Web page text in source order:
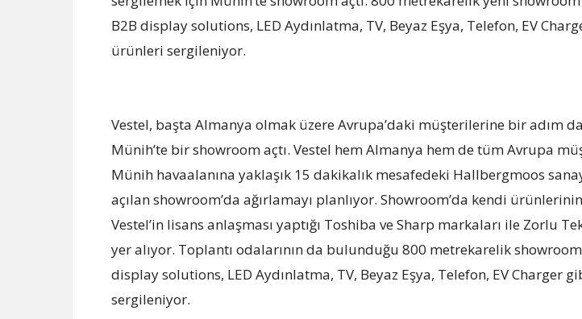
B2B display solutions, LED Aydınlatma, TV, Beyaz Eşya, Telefon, EV
ürünleri sergileniyor.
Vestel, başta Almanya olmak üzere Avrupa’daki müşterilerine bir adım
Münih’te bir showroom açtı. Vestel hem Almanya hem de tüm Avrupa
Münih havaalanına yaklaşık 15 dakikalık mesafedeki Hallbergmoos
açılan showroom’da ağırlamayı planlıyor. Showroom’da kendi ürünlerinin
Vestel’in lisans anlaşması yaptığı Toshiba ve Sharp markaları ile Zorlu
yer alıyor. Toplantı odalarının da bulunduğu 800 metrekarelik
display solutions, LED Aydınlatma, TV, Beyaz Eşya, Telefon, EV Charger
sergileniyor.